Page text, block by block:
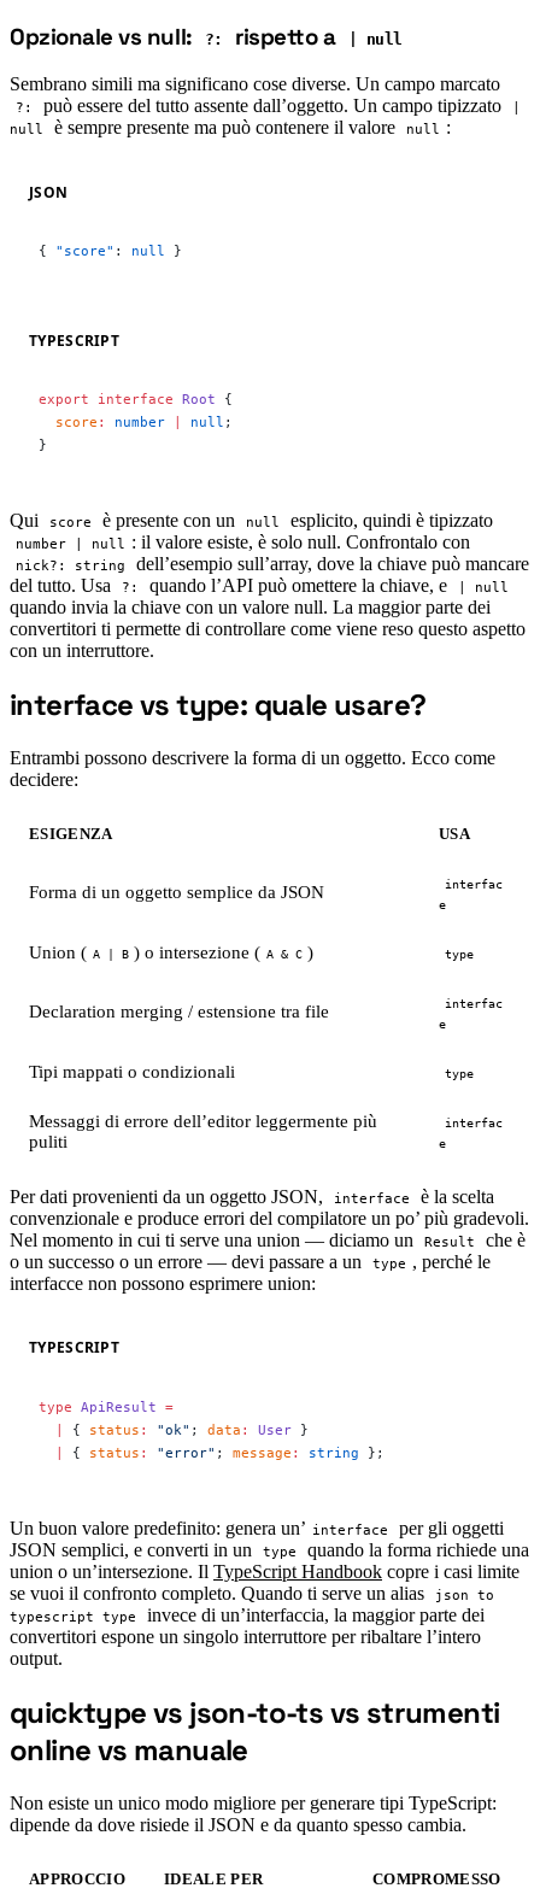
#
Opzionale vs null: ?: rispetto a | null
Sembrano simili ma significano cose diverse. Un campo marcato
?: può essere del tutto assente dall’oggetto. Un campo tipizzato
null
è sempre presente ma può contenere il valore null :
JSON
{ "score" : null }
TYPESCRIPT
export interface Root {
  score
: number null ;
}
Qui score è presente con un null esplicito, quindi è tipizzato
number | null : il valore esiste, è solo null. Confrontalo con
nick?: string
dell’esempio sull’array, dove la chiave può mancare
del tutto. Usa
?: quando l’API può omettere la chiave, e | null
quando invia la chiave con un valore null. La maggior parte dei
convertitori ti permette di controllare come viene reso questo aspetto
con un interruttore.
#
interface vs type: quale usare?
Entrambi possono descrivere la forma di un oggetto. Ecco come
decidere:
ESIGENZA USA
Forma di un oggetto semplice da JSON
interfac
e
Union ( A | B ) o intersezione ( A & C ) type
Declaration merging / estensione tra file
interfac
e
Tipi mappati o condizionali type
Messaggi di errore dell’editor leggermente più
puliti
interfac
e
Per dati provenienti da un oggetto JSON, interface
è la scelta
convenzionale e produce errori del compilatore un po’ più gradevoli.
Nel momento in cui ti serve una union — diciamo un
Result
che è
o un successo o un errore — devi passare a un
type , perché le
interfacce non possono esprimere union:
TYPESCRIPT
type ApiResult =
  |
{ status : "ok" ; data : User }
  |
{ status : "error" ; message : string };
Un buon valore predefinito: genera un’ interface
per gli oggetti
JSON semplici, e converti in un
type
quando la forma richiede una
union o un’intersezione. Il TypeScript Handbook copre i casi limite
se vuoi il confronto completo. Quando ti serve un alias
json to
typescript type
invece di un’interfaccia, la maggior parte dei
convertitori espone un singolo interruttore per ribaltare l’intero
output.
#
quicktype vs json-to-ts vs strumenti
online vs manuale
Non esiste un unico modo migliore per generare tipi TypeScript:
dipende da dove risiede il JSON e da quanto spesso cambia.
APPROCCIO IDEALE PER COMPROMESSO